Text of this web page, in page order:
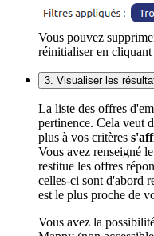
Vous pouvez
réinitialiser en
3. Visualiser les
La liste des offres
pertinence. Cela veut
plus à vos critères
Vous avez renseigné
restitue les offres
celles-ci sont d'abord
est le plus proche de
Vous avez la